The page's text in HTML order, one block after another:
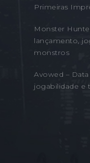
Primeiras
Monster
lançamento,
monstros
Avowed –
jogabilidade e